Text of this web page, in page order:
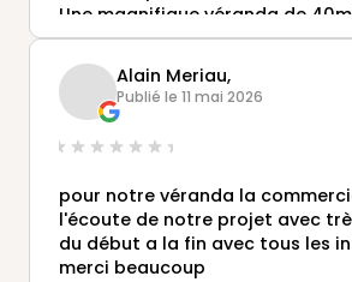
Une magnifique véranda de
3j malgré des conditions
Telle que nous l'avions imaginée.
Nous tenons à remercier tout
Mme Conchon, messieurs
sans oublier les fabricants et le
Un grand merci à tous et à
Nous recommandons activement.
Alain Meriau,
Publié le 11 mai 2026
pour notre véranda la
l'écoute de notre projet avec
du début a la fin avec tous les
merci beaucoup